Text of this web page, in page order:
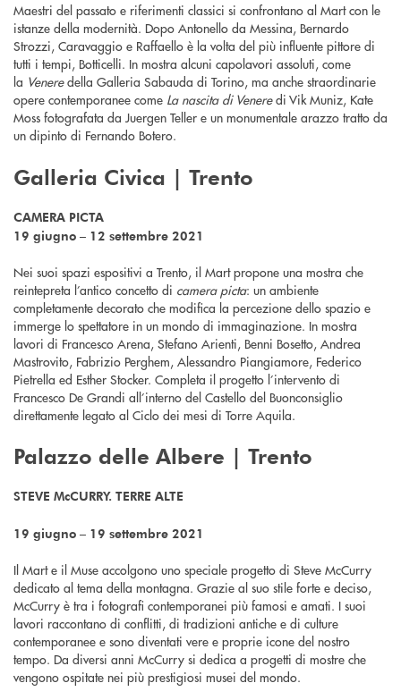
Maestri del passato e riferimenti classici si confrontano al Mart con le
istanze della modernità. Dopo Antonello da Messina, Bernardo
Strozzi, Caravaggio e Raffaello è la volta del più influente pittore di
tutti i tempi, Botticelli. In mostra alcuni capolavori assoluti, come
la Veneredella Galleria Sabauda di Torino, ma anche straordinarie
opere contemporanee come La nascita di Veneredi Vik Muniz, Kate
Moss fotografata da Juergen Teller e un monumentale arazzo tratto da
un dipinto di Fernando Botero.
Galleria Civica | Trento
CAMERA PICTA
19 giugno – 12 settembre 2021
Nei suoi spazi espositivi a Trento, il Mart propone una mostra che
reintepreta l’antico concetto di camera picta: un ambiente
completamente decorato che modifica la percezione dello spazio e
immerge lo spettatore in un mondo di immaginazione. In mostra
lavori di Francesco Arena, Stefano Arienti, Benni Bosetto, Andrea
Mastrovito, Fabrizio Perghem, Alessandro Piangiamore, Federico
Pietrella ed Esther Stocker. Completa il progetto l’intervento di
Francesco De Grandi all’interno del Castello del Buonconsiglio
direttamente legato al Ciclo dei mesi di Torre Aquila.
Palazzo delle Albere | Trento
STEVE McCURRY. TERRE ALTE
19 giugno – 19 settembre 2021
Il Mart e il Muse accolgono uno speciale progetto di Steve McCurry
dedicato al tema della montagna. Grazie al suo stile forte e deciso,
McCurry è tra i fotografi contemporanei più famosi e amati. I suoi
lavori raccontano di conflitti, di tradizioni antiche e di culture
contemporanee e sono diventati vere e proprie icone del nostro
tempo. Da diversi anni McCurry si dedica a progetti di mostre che
vengono ospitate nei più prestigiosi musei del mondo.